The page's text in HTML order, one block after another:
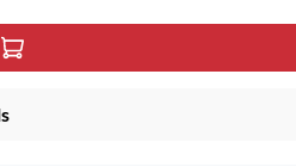
die Schaltflächen